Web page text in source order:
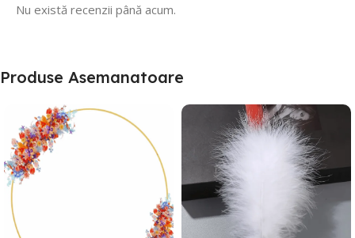
Nu există recenzii până acum.
Produse Asemanatoare